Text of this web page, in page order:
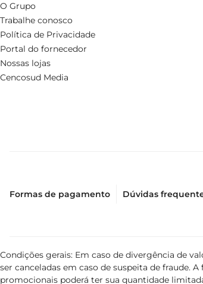
O Grupo
Trabalhe conosco
Política de Privacidade
Portal do fornecedor
Nossas lojas
Cencosud Media
Formas de pagamento Dúvidas
Condições gerais: Em caso de divergência de
ser canceladas em caso de suspeita de fraude.
promocionais poderá ter sua quantidade